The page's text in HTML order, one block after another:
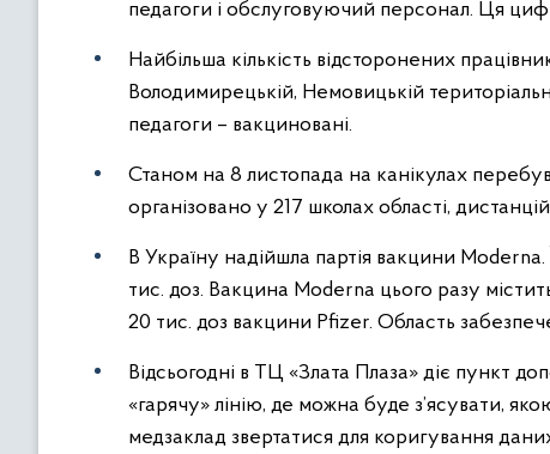
педагоги і обслуговуючий персонал. Ця
Найбільша кількість відсторонених
Володимирецькій, Немовицькій
педагоги – вакциновані.
Станом на 8 листопада на канікулах
організовано у 217 школах області,
В Україну надійшла партія вакцини Moderna.
тис. доз. Вакцина Moderna цього разу
20 тис. доз вакцини Pfizer. Область
Відсьогодні в ТЦ «Злата Плаза» діє пункт
«гарячу» лінію, де можна буде з’ясувати,
медзаклад звертатися для коригування